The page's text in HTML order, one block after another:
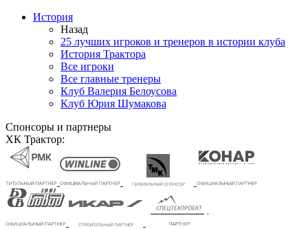
История
Назад
25 лучших игроков и тренеров в истории клуба
История Трактора
Все игроки
Все главные тренеры
Клуб Валерия Белоусова
Клуб Юрия Шумакова
Спонсоры и партнеры
ХК Трактор: